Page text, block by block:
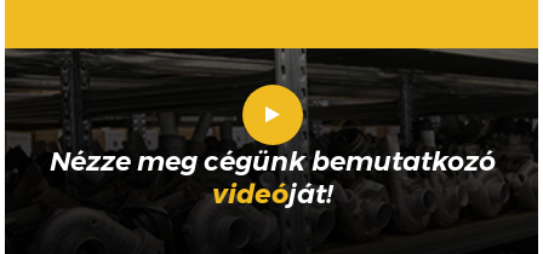
Nézze meg cégünk bemutatkozó
videóját!